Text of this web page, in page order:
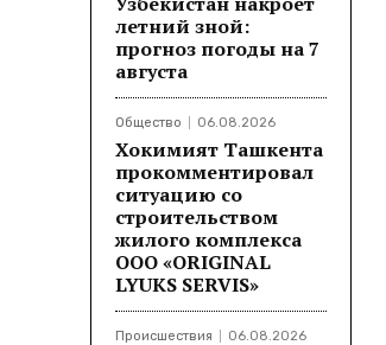
летний зной:
прогноз погоды на 7
августа
Общество 06.08.2026
Хокимият Ташкента
прокомментировал
ситуацию со
строительством
жилого комплекса
ООО «ORIGINAL
LYUKS SERVIS»
Происшествия 06.08.2026